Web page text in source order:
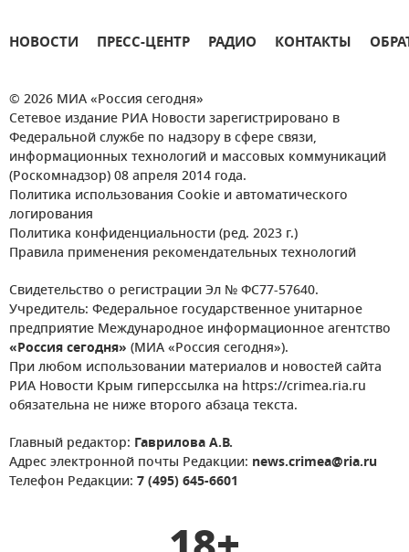
НОВОСТИ ПРЕСС-ЦЕНТР РАДИО КОНТАКТЫ
© 2026 МИА «Россия сегодня»
Сетевое издание РИА Новости зарегистрировано в
Федеральной службе по надзору в сфере связи,
информационных технологий и массовых коммуникаций
(Роскомнадзор) 08 апреля 2014 года.
Политика использования Cookie и автоматического
логирования
Политика конфиденциальности (ред. 2023 г.)
Правила применения рекомендательных технологий
Свидетельство о регистрации Эл № ФС77-57640.
Учредитель: Федеральное государственное унитарное
предприятие Международное информационное агентство
«Россия сегодня» (МИА «Россия сегодня»).
При любом использовании материалов и новостей сайта
РИА Новости Крым гиперссылка на https://crimea.ria.ru
обязательна не ниже второго абзаца текста.
Главный редактор: Гаврилова А.В.
Адрес электронной почты Редакции: news.crimea@ria.ru
Телефон Редакции: 7 (495) 645-6601